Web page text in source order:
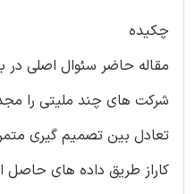
چکیده
مقاله حاضر سئوال اصلی
شرکت های چند ملیتی را
تعادل بین تصمیم گیری
کاراز طریق داده های